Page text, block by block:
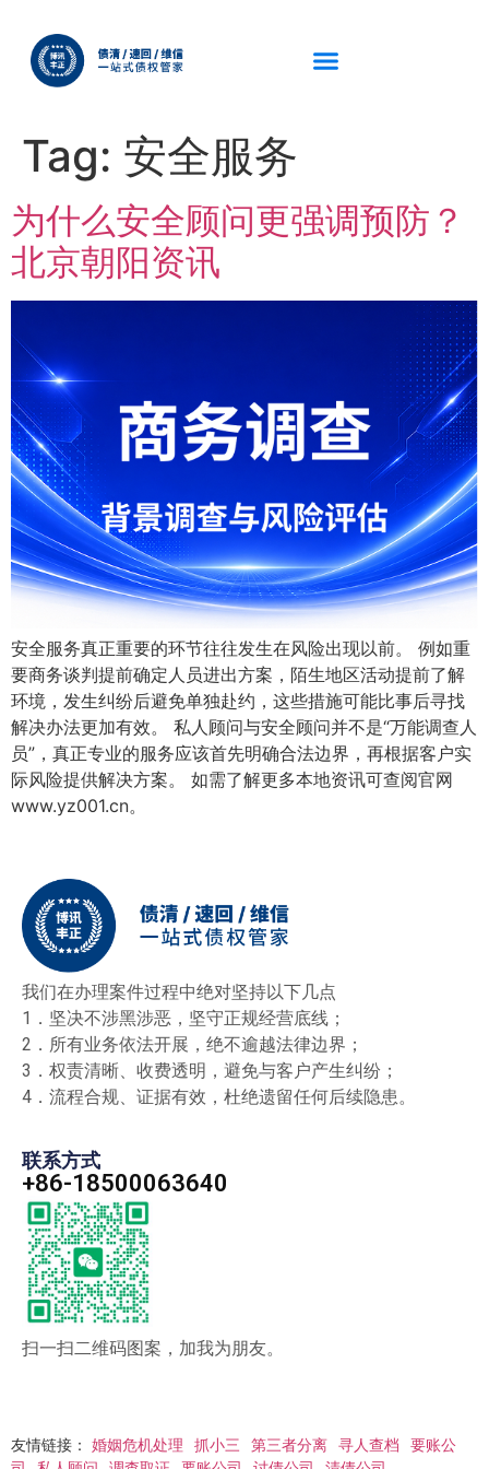
Tag: 安全服务
为什么安全顾问更强调预防？
北京朝阳资讯
安全服务真正重要的环节往往发生在风险出现以前。 例如重
要商务谈判提前确定人员进出方案，陌生地区活动提前了解
环境，发生纠纷后避免单独赴约，这些措施可能比事后寻找
解决办法更加有效。 私人顾问与安全顾问并不是“万能调查人
员”，真正专业的服务应该首先明确合法边界，再根据客户实
际风险提供解决方案。 如需了解更多本地资讯可查阅官网
www.yz001.cn。
我们在办理案件过程中绝对坚持以下几点
1．坚决不涉黑涉恶，坚守正规经营底线；
2．所有业务依法开展，绝不逾越法律边界；
3．权责清晰、收费透明，避免与客户产生纠纷；
4．流程合规、证据有效，杜绝遗留任何后续隐患。
联系方式
+86-18500063640
扫一扫二维码图案，加我为朋友。
友情链接： 婚姻危机处理 抓小三 第三者分离 寻人查档
要账公